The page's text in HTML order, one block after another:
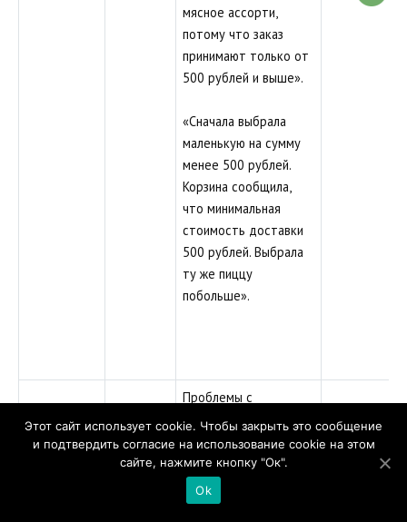
мясное ассорти,
потому что заказ
принимают только от
500 рублей и выше».
«Сначала выбрала
маленькую на сумму
менее 500 рублей.
Корзина сообщила,
что минимальная
стоимость доставки
500 рублей. Выбрала
ту же пиццу
побольше».
Проблемы с
минимальной суммой
заказа и скидкой:
«При оформлении
заказа вылетело
Этот сайт использует cookie. Чтобы закрыть это сообщение
и подтвердить согласие на использование cookie на этом
сайте, нажмите кнопку "Ок".
Ok